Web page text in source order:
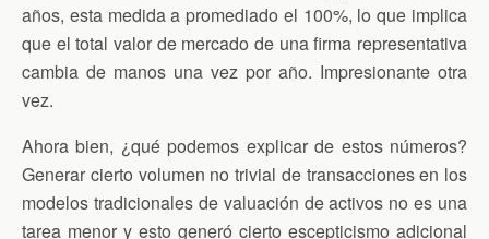
años, esta medida a promediado el 100%, lo que implica
que el total valor de mercado de una firma representativa
cambia de manos una vez por año. Impresionante otra
vez.
Ahora bien, ¿qué podemos explicar de estos números?
Generar cierto volumen no trivial de transacciones en los
modelos tradicionales de valuación de activos no es una
tarea menor y esto generó cierto escepticismo adicional